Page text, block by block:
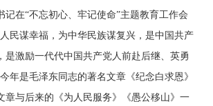
在“不忘初心、牢记使命”主题教育工作会
民谋幸福，为中华民族谋复兴，是中国共产
是激励一代代中国共产党人前赴后继、英勇
年是毛泽东同志的著名文章《纪念白求恩》
章与后来的《为人民服务》《愚公移山》一